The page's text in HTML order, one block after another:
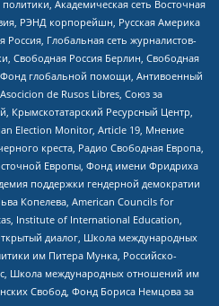
Академическая сеть Восточная
РЭНД корпорейшн, Русская Америка
Глобальная сеть журналистов-
Свободная Россия Берлин, Свободная
глобальной помощи, Антивоенный
de Rusos Libres, Союз за
Крымскотатарский Ресурсный Центр,
Election Monitor, Article 19, Мнение
креста, Радио Свободная Европа,
Европы, Фонд имени Фридриха
поддержки гендерной демократии
Копелева, American Councils for
Institute of International Education,
диалог, Школа международных
им Питера Мунка, Российско-
Школа международных отношений им
Свобод, Фонд Бориса Немцова за